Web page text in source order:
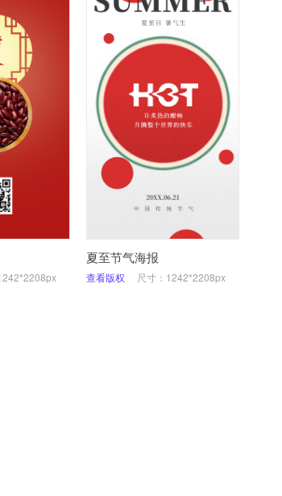
夏至节气海报
查看版权 尺寸：1242*2208px